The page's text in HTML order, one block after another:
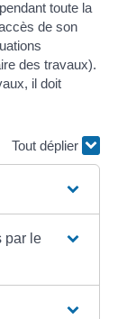
toute la
de son
des travaux).
il doit
Tout déplier
par le